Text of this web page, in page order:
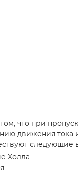
что при
движения
следующие
Холла.